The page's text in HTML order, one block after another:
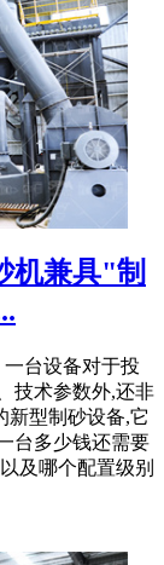
机兼具"制
台设备对于投
技术参数外,还非
新型制砂设备,它
台多少钱还需要
及哪个配置级别